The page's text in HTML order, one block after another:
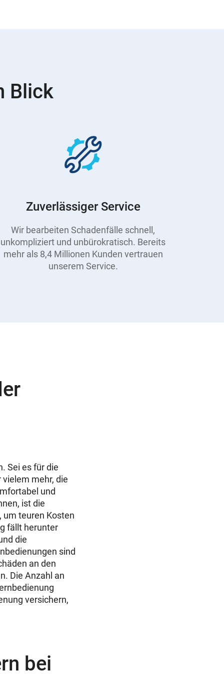
Blick
Zuverlässiger Service
Wir bearbeiten Schadenfälle schnell,
unkompliziert und unbürokratisch. Bereits
mehr als 8,4 Millionen Kunden vertrauen
unserem Service.
Sei es für die
vielem mehr, die
und
ist die
um teuren Kosten
fällt herunter
die
sind
an den
Die Anzahl an
versichern,
bei